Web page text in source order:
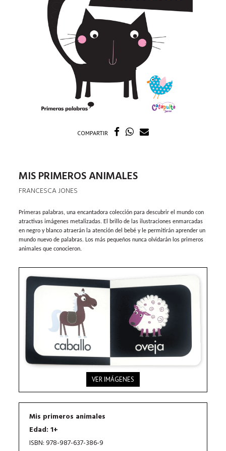
COMPARTIR
MIS PRIMEROS ANIMALES
FRANCESCA JONES
Primeras palabras, una encantadora colección para descubrir el mundo con
atractivas imágenes metalizadas. El brillo de las ilustraciones enmarcadas
en negro y blanco atraerán la atención del bebé y le permitirán aprender un
mundo nuevo de palabras. Los más pequeños nunca olvidarán los primeros
animales que conocieron.
VER IMÁGENES
Mis primeros animales
Edad: 1+
ISBN: 978-987-637-386-9